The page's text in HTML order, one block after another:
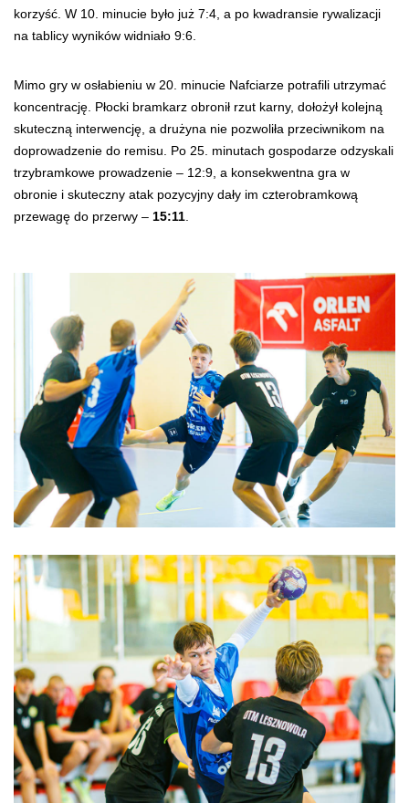
korzyść. W 10. minucie było już 7:4, a po kwadransie rywalizacji
na tablicy wyników widniało 9:6.
Mimo gry w osłabieniu w 20. minucie Nafciarze potrafili utrzymać
koncentrację. Płocki bramkarz obronił rzut karny, dołożył kolejną
skuteczną interwencję, a drużyna nie pozwoliła przeciwnikom na
doprowadzenie do remisu. Po 25. minutach gospodarze odzyskali
trzybramkowe prowadzenie – 12:9, a konsekwentna gra w
obronie i skuteczny atak pozycyjny dały im czterobramkową
przewagę do przerwy – 15:11